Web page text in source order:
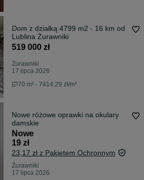
Dom z działką 4799 m2 - 16 km od
Lublina Żurawniki
519 000 zł
Żurawniki
17 lipca 2026
70 m² - 7414.29 zł/m²
Nowe różowe oprawki na okulary
damskie
Nowe
19 zł
23,17 zł z Pakietem Ochronnym
Żurawniki
17 lipca 2026